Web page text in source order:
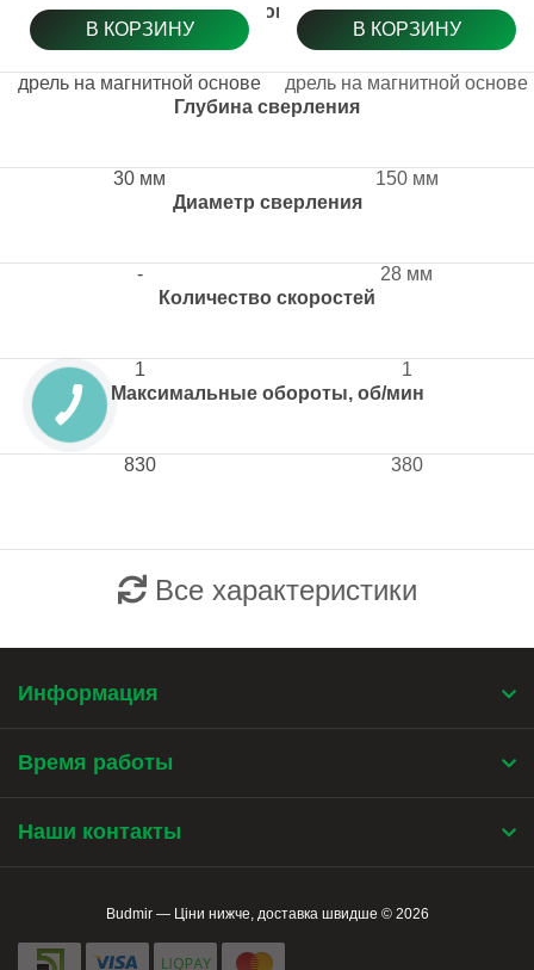
Тип товара
Глубина сверления
Диаметр сверления
Количество скоростей
Максимальные обороты, об/мин
В КОРЗИНУ
дрель на магнитной основе
30 мм
-
1
830
В КОРЗИНУ
дрель на магнитной основе
150 мм
28 мм
1
380
Все характеристики
Информация
Время работы
Наши контакты
Budmir — Ціни нижче, доставка швидше © 2026